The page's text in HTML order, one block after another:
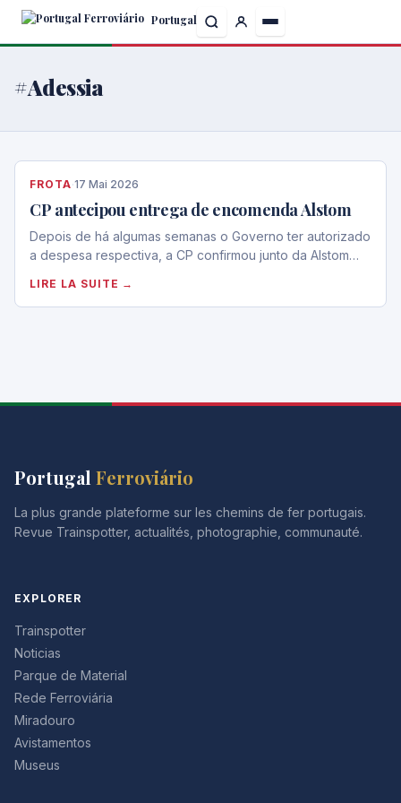
Skip
content
Portugal
#Adessia
FROTA·17 Mai 2026
CP antecipou entrega de encomenda Alstom
Depois de há algumas semanas o Governo ter autorizado
a despesa respectiva, a CP confirmou junto da Alstom…
LIRE LA SUITE →
Portugal Ferroviário
La plus grande plateforme sur les chemins de fer portugais.
Revue Trainspotter, actualités, photographie, communauté.
EXPLORER
Trainspotter
Noticias
Parque de Material
Rede Ferroviária
Miradouro
Avistamentos
Museus